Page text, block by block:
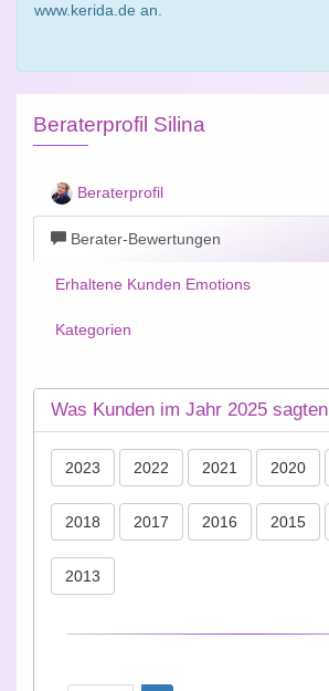
www.kerida.de an.
Beraterprofil Silina
Beraterprofil
Berater-Bewertungen
Erhaltene Kunden Emotions
Kategorien
Was Kunden im Jahr 2025 sagten
2023 2022 2021 2020
2018 2017 2016 2015
2013